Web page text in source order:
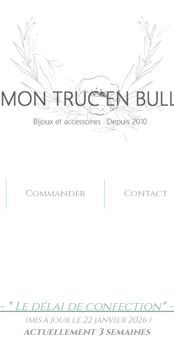
Commander Contact
- * Le délai de confection* -
(mis à jour le 22 janvier 2026 )
actuellement 3 semaines